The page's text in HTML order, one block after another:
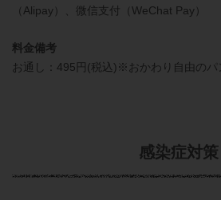
（Alipay）、微信支付（WeChat Pay）
料金備考
お通し：495円(税込)※おかわり自由のパ
感染症対策